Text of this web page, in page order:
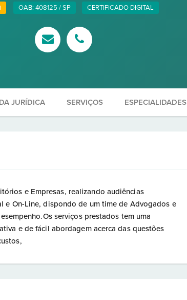
OAB: 408125 / SP CERTIFICADO DIGITAL
JURÍDICA SERVIÇOS ESPECIALIDADES
e Empresas, realizando audiências
e On-Line, dispondo de um time de Advogados e
serviços prestados tem uma
e de fácil abordagem acerca das questões